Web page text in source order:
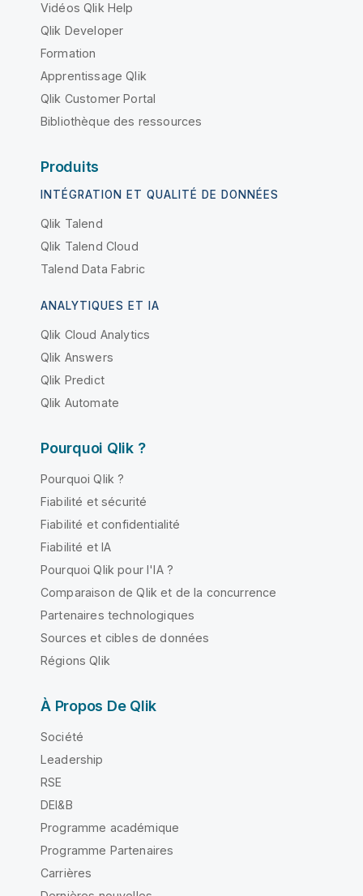
Vidéos Qlik Help
Qlik Developer
Formation
Apprentissage Qlik
Qlik Customer Portal
Bibliothèque des ressources
Produits
INTÉGRATION ET QUALITÉ DE DONNÉES
Qlik Talend
Qlik Talend Cloud
Talend Data Fabric
ANALYTIQUES ET IA
Qlik Cloud Analytics
Qlik Answers
Qlik Predict
Qlik Automate
Pourquoi Qlik ?
Pourquoi Qlik ?
Fiabilité et sécurité
Fiabilité et confidentialité
Fiabilité et IA
Pourquoi Qlik pour l'IA ?
Comparaison de Qlik et de la concurrence
Partenaires technologiques
Sources et cibles de données
Régions Qlik
À Propos De Qlik
Société
Leadership
RSE
DEI&B
Programme académique
Programme Partenaires
Carrières